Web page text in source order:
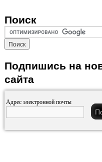
Поиск
Подпишись на
сайта
Адрес электронной почты